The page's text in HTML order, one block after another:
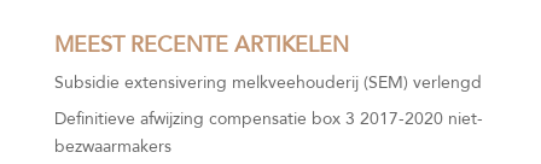
MEEST RECENTE ARTIKELEN
Subsidie extensivering melkveehouderij (SEM) verlengd
Definitieve afwijzing compensatie box 3 2017-2020 niet-
bezwaarmakers